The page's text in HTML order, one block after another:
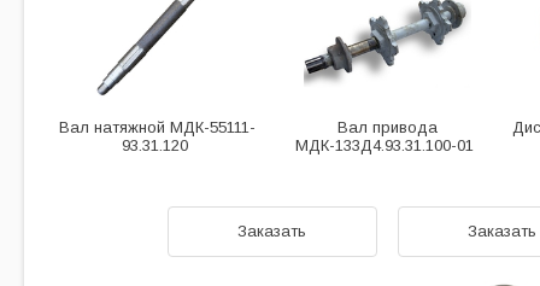
Вал натяжной МДК-55111-
93.31.120
Вал привода
МДК-133Д4.93.31.100-01
Заказать Заказать